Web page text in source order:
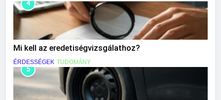
4
Mi kell az eredetiségvizsgálathoz?
ÉRDESSÉGEK TUDOMÁNY
5